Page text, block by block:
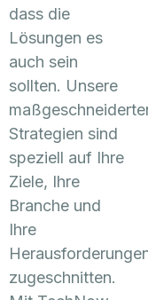
dass die
Lösungen es
auch sein
sollten. Unsere
Strategien sind
speziell auf Ihre
Ziele, Ihre
Branche und
Ihre
zugeschnitten.